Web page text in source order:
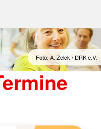
Foto: A. Zelck / DRK e.V.